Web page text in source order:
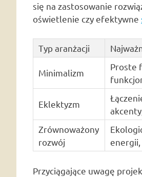
się na zastosowanie
oświetlenie czy efektywne
Typ aranżacji
Minimalizm
Proste
Eklektyzm
Zrównoważony
rozwój
Przyciągające uwagę